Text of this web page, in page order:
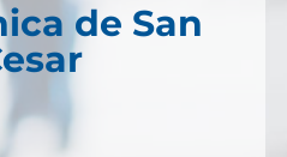
de San